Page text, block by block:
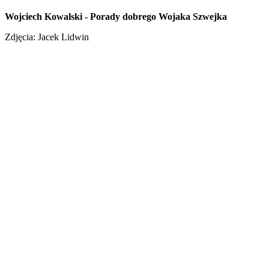
Wojciech Kowalski - Porady dobrego Wojaka Szwejka
Zdjęcia: Jacek Lidwin